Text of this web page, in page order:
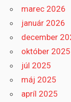
marec 2026
január 2026
december
október 2025
júl 2025
máj 2025
apríl 2025